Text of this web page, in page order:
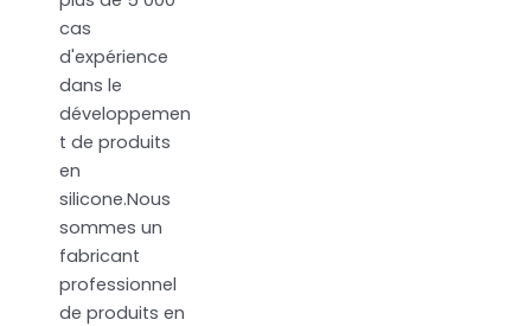
cas
d'expérience
dans le
développemen
t de produits
en
silicone.Nous
sommes un
fabricant
professionnel
de produits en